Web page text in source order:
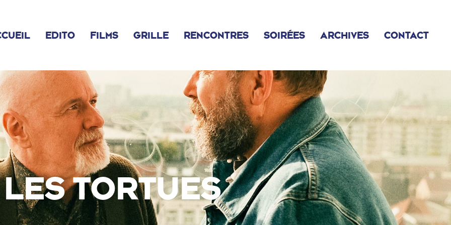
EDITO FILMS GRILLE RENCONTRES SOIRÉES ARCHIVES
2025
CONTACT
LES TORTUES